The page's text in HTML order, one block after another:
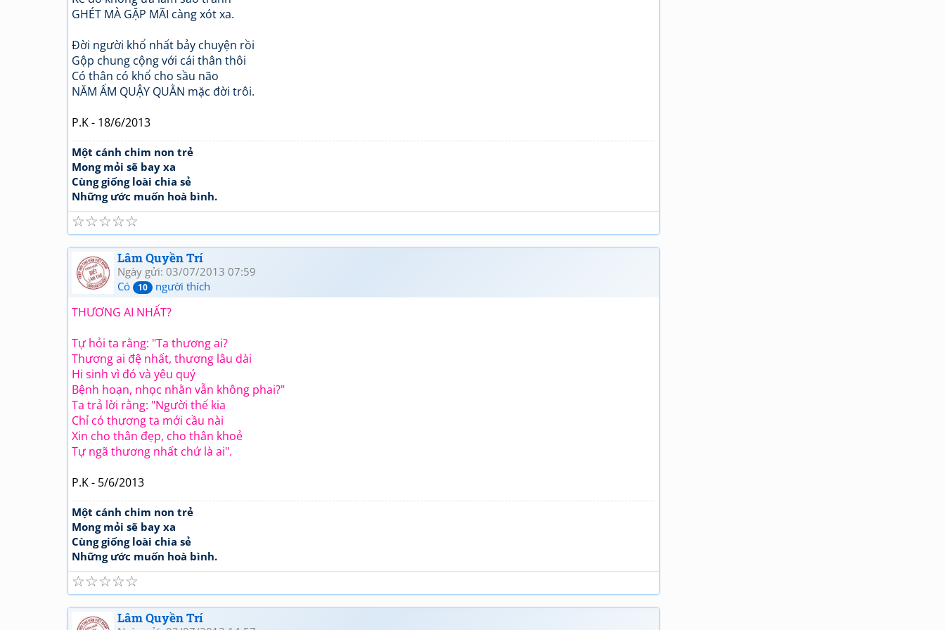
GHÉT MÀ GẶP MÃI càng xót xa.
Đời người khổ nhất bảy chuyện rồi
Gộp chung cộng với cái thân thôi
Có thân có khổ cho sầu não
NĂM ẤM QUẬY QUẰN mặc đời trôi.
P.K - 18/6/2013
Một cánh chim non trẻ
Mong mỏi sẽ bay xa
Cùng giống loài chia sẻ
Những ước muốn hoà bình.
☆
☆
☆
☆
☆
Lâm Quyền Trí
Ngày gửi: 03/07/2013 07:59
Có
10 người thích
THƯƠNG AI NHẤT?
Tự hỏi ta rằng: "Ta thương ai?
Thương ai đệ nhất, thương lâu dài
Hi sinh vì đó và yêu quý
Bệnh hoạn, nhọc nhằn vẫn không phai?"
Ta trả lời rằng: "Người thế kia
Chỉ có thương ta mới cầu nài
Xin cho thân đẹp, cho thân khoẻ
Tự ngã thương nhất chứ là ai".
P.K - 5/6/2013
Một cánh chim non trẻ
Mong mỏi sẽ bay xa
Cùng giống loài chia sẻ
Những ước muốn hoà bình.
☆
☆
☆
☆
☆
Lâm Quyền Trí